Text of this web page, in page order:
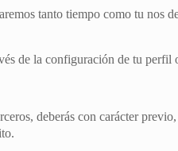
tanto tiempo como tu nos
de la configuración de tu perfil
deberás con carácter